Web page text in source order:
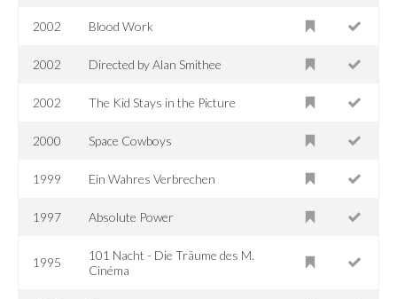
2002 Blood Work
2002 Directed by Alan Smithee
2002 The Kid Stays in the Picture
2000 Space Cowboys
1999 Ein Wahres Verbrechen
1997 Absolute Power
1995
101 Nacht - Die Träume des M.
Cinéma